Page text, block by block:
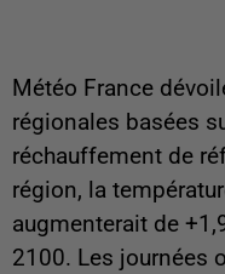
Météo France
régionales basées
réchauffement de
région, la
augmenterait de
2100. Les journées